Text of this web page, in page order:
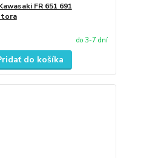
FR 651 691
do 3-7 dní
do košíka